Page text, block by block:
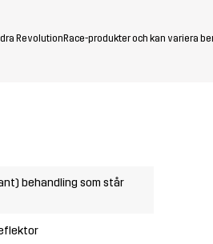
RevolutionRace-produkter och kan variera
behandling som står